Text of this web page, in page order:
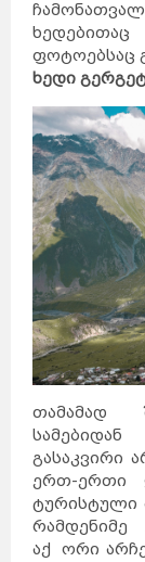
ფოტოებსაც
ხედი
თამამად
გასაკვირი
ერთ-ერთი
ტურისტული
აქ ორი